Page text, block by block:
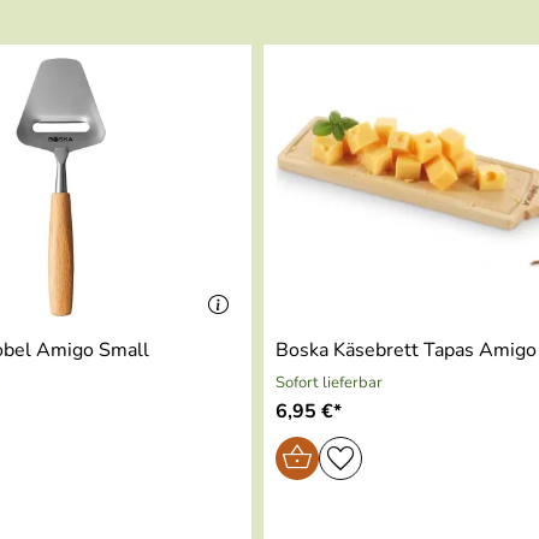
französischen Käseregion Auvergne.
möchten, dann klicken Sie hier.
Amigo Small Boska Käsebrett Tapas
Sofort lieferbar
6,95 €*